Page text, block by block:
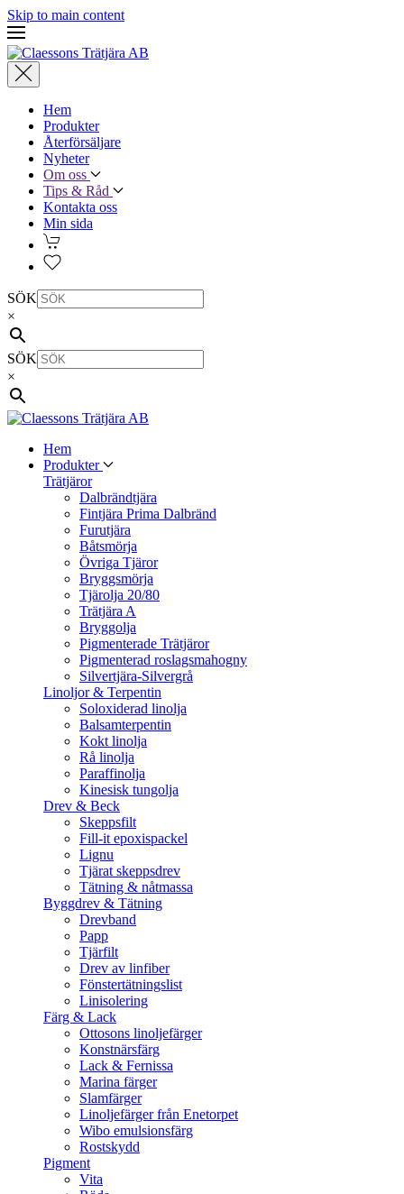
Skip to main content
Hem
Produkter
Återförsäljare
Nyheter
Om oss
Tips & Råd
Kontakta oss
Min sida
SÖK
×
SÖK
×
Hem
Produkter
Trätjäror
Dalbrändtjära
Fintjära Prima Dalbränd
Furutjära
Båtsmörja
Övriga Tjäror
Bryggsmörja
Tjärolja 20/80
Trätjära A
Bryggolja
Pigmenterade Trätjäror
Pigmenterad roslagsmahogny
Silvertjära-Silvergrå
Linoljor & Terpentin
Soloxiderad linolja
Balsamterpentin
Kokt linolja
Rå linolja
Paraffinolja
Kinesisk tungolja
Drev & Beck
Skeppsfilt
Fill-it epoxispackel
Lignu
Tjärat skeppsdrev
Tätning & nåtmassa
Byggdrev & Tätning
Drevband
Papp
Tjärfilt
Drev av linfiber
Fönstertätningslist
Linisolering
Färg & Lack
Ottosons linoljefärger
Konstnärsfärg
Lack & Fernissa
Marina färger
Slamfärger
Linoljefärger från Enetorpet
Wibo emulsionsfärg
Rostskydd
Pigment
Vita